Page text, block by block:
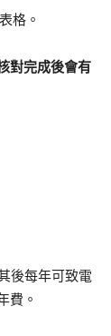
格。
對完成後會有
後每年可致電
費。